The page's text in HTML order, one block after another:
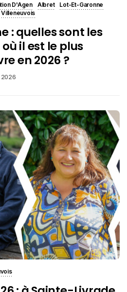
D'Agen Albret
Lot-Et-Garonne
Villeneuvois
: quelles sont les
il est le plus
en 2026 ?
2026